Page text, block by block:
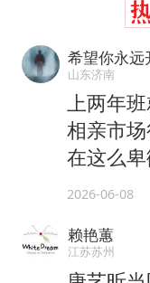
希望你永远
山东济南
上两年
相亲市
在这么卑
2026-06-08
赖艳蕙
江苏苏州